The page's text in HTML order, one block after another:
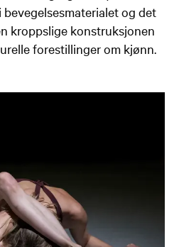
og det
kroppslige konstruksjonen
forestillinger om kjønn.